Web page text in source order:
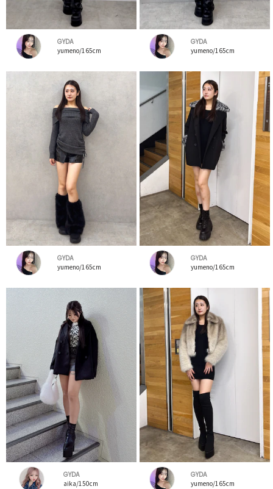
GYDA
yumeno/165cm
GYDA
yumeno/165cm
GYDA
yumeno/165cm
GYDA
yumeno/165cm
GYDA
aika/150cm
GYDA
yumeno/165cm